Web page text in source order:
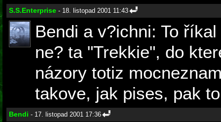
S.S.Enterprise - 18. listopad 2001 11:43
Bendi a v?ichni: To
ne? ta "Trekkie", do
názory totiz
takove, jak pises, pak
Bendi - 17. listopad 2001 17:36